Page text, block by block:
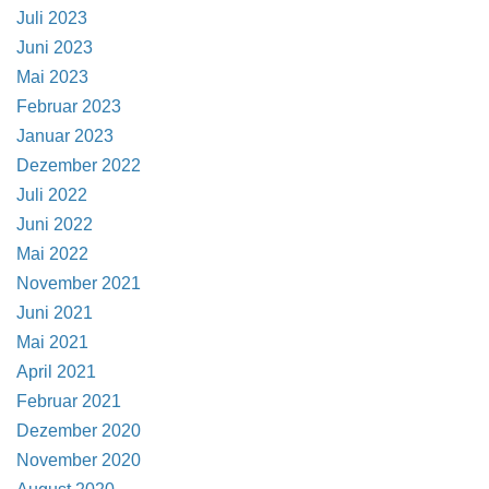
Juli 2023
Juni 2023
Mai 2023
Februar 2023
Januar 2023
Dezember 2022
Juli 2022
Juni 2022
Mai 2022
November 2021
Juni 2021
Mai 2021
April 2021
Februar 2021
Dezember 2020
November 2020